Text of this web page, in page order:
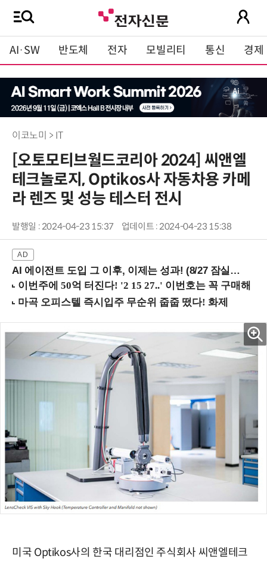
AI·SW 반도체 전자 모빌리티 통신 경제
이코노미 > IT
[오토모티브월드코리아 2024] 씨앤엘
테크놀로지, Optikos사 자동차용 카메
라 렌즈 및 성능 테스터 전시
발행일 : 2024-04-23 15:37 업데이트 : 2024-04-23 15:38
AI 에이전트 도입 그 이후, 이제는 성과! (8/27 잠실역)
미국 Optikos사의 한국 대리점인 주식회사 씨앤엘테크